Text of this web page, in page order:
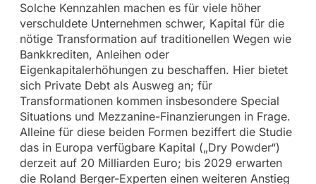
Solche Kennzahlen machen es für viele höher
verschuldete Unternehmen schwer, Kapital für die
nötige Transformation auf traditionellen Wegen wie
Bankkrediten, Anleihen oder
Eigenkapitalerhöhungen zu beschaffen. Hier bietet
sich Private Debt als Ausweg an; für
Transformationen kommen insbesondere Special
Situations und Mezzanine-Finanzierungen in Frage.
Alleine für diese beiden Formen beziffert die Studie
das in Europa verfügbare Kapital („Dry Powder“)
derzeit auf 20 Milliarden Euro; bis 2029 erwarten
die Roland Berger-Experten einen weiteren Anstieg